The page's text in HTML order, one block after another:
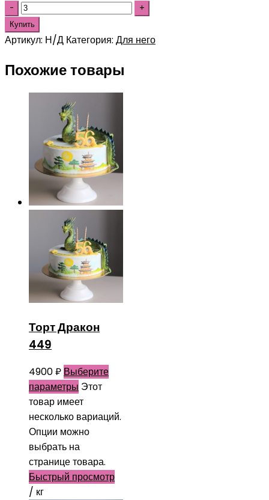
Купить
Артикул: Н/Д Категория: Для него
Похожие товары
Торт Дракон
449
4900₽ Выберите
параметры Этот
товар имеет
несколько вариаций.
Опции можно
выбрать на
странице товара.
Быстрый просмотр
/ кг